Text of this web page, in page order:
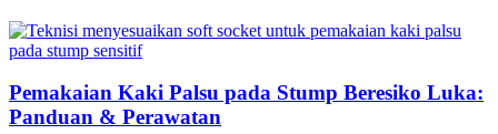
Pemakaian Kaki Palsu pada Stump Beresiko Luka:
Panduan & Perawatan